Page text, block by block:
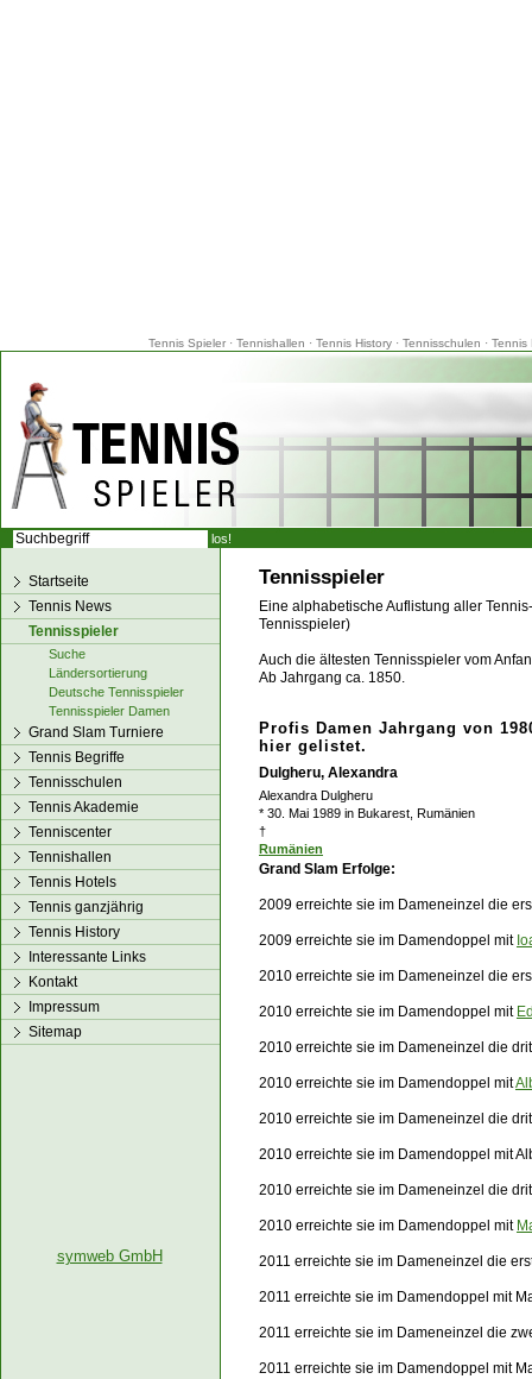
Tennis Spieler· Tennishallen · Tennis History· Tennisschulen · Tennis
Tennisspieler
Eine alphabetische Auflistung aller
Tennisspieler)
Auch die ältesten Tennisspieler vom
Ab Jahrgang ca. 1850.
Profis Damen Jahrgang von
hier gelistet.
Dulgheru, Alexandra
Alexandra Dulgheru
* 30. Mai 1989 in Bukarest, Rumänien
†
Rumänien
Grand Slam Erfolge:
2009 erreichte sie im Dameneinzel die
2009 erreichte sie im Damendoppel mit
2010 erreichte sie im Dameneinzel die
2010 erreichte sie im Damendoppel mit
2010 erreichte sie im Dameneinzel die
2010 erreichte sie im Damendoppel mit
2010 erreichte sie im Dameneinzel die
2010 erreichte sie im Damendoppel mit
2010 erreichte sie im Dameneinzel die
2010 erreichte sie im Damendoppel mit
2011 erreichte sie im Dameneinzel die
2011 erreichte sie im Damendoppel mit
2011 erreichte sie im Dameneinzel die
2011 erreichte sie im Damendoppel mit
Startseite
Tennis News
Tennisspieler
Suche
Ländersortierung
Deutsche Tennisspieler
Tennisspieler Damen
Grand Slam Turniere
Tennis Begriffe
Tennisschulen
Tennis Akademie
Tenniscenter
Tennishallen
Tennis Hotels
Tennis ganzjährig
Tennis History
Interessante Links
Kontakt
Impressum
Sitemap
symweb GmbH
los!